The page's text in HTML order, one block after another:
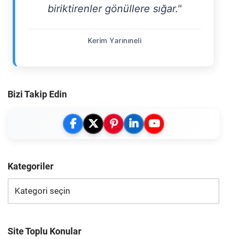
biriktirenler gönüllere sığar."
Kerim Yarınıneli
Bizi Takip Edin
Kategoriler
Site Toplu Konular